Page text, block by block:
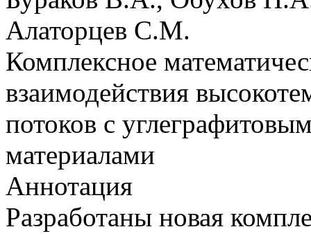
Алаторцев С.М.
Комплексное
взаимодействия
потоков с
материалами
Аннотация
Разработаны новая